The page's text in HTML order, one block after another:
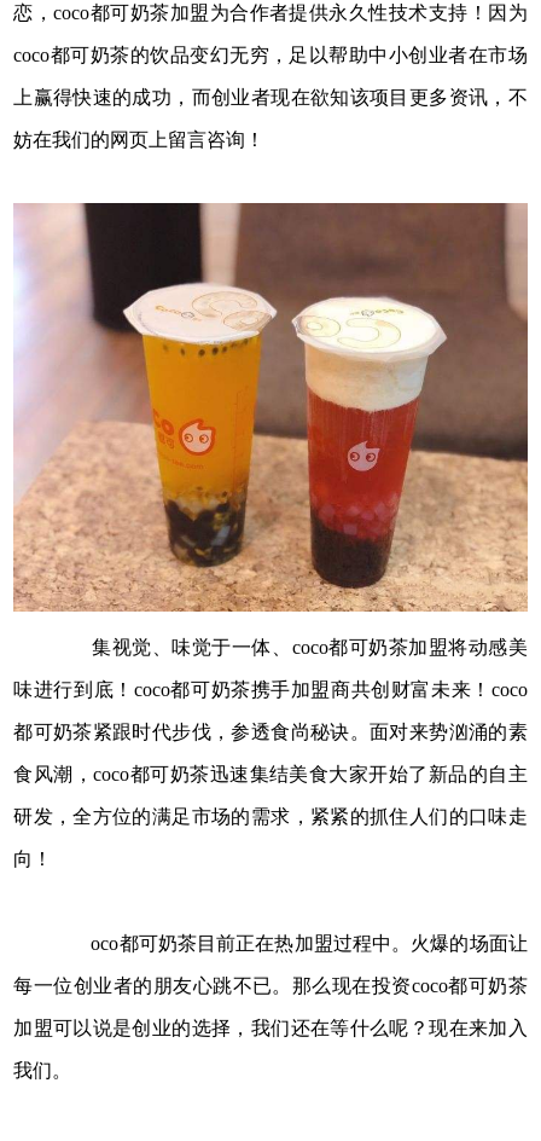
恋，coco都可奶茶加盟为合作者提供永久性技术支持！因为
coco都可奶茶的饮品变幻无穷，足以帮助中小创业者在市场
上赢得快速的成功，而创业者现在欲知该项目更多资讯，不
妨在我们的网页上留言咨询！
集视觉、味觉于一体、coco都可奶茶加盟将动感美
味进行到底！coco都可奶茶携手加盟商共创财富未来！coco
都可奶茶紧跟时代步伐，参透食尚秘诀。面对来势汹涌的素
食风潮，coco都可奶茶迅速集结美食大家开始了新品的自主
研发，全方位的满足市场的需求，紧紧的抓住人们的口味走
向！
oco都可奶茶目前正在热加盟过程中。火爆的场面让
每一位创业者的朋友心跳不已。那么现在投资coco都可奶茶
加盟可以说是创业的选择，我们还在等什么呢？现在来加入
我们。